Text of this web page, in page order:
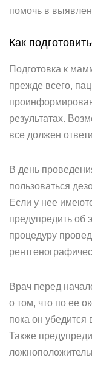
помочь в
Как
Подготовка к
прежде всего,
результатах.
все должен
В день
пользоваться
Если у нее
предупредить об
процедуру
Врач перед
о том, что по ее
пока он
Также